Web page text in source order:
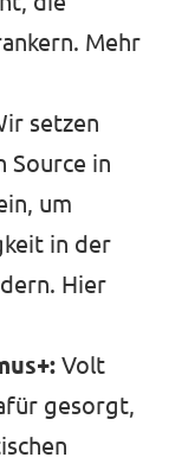
Mehr
setzen
Source in
um
in der
Hier
Volt
gesorgt,